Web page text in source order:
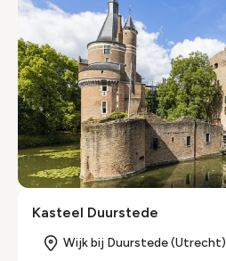
Kasteel Duurstede
Wijk bij Duurstede (Utrecht)